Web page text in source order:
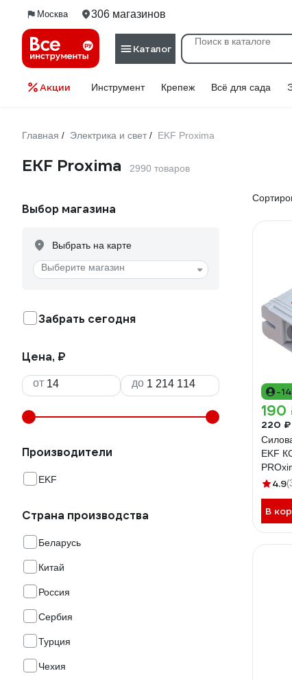
Москва 306 магазинов
Каталог
Акции Инструмент Крепеж Всё для сада
Главная / Электрика и свет / EKF Proxima
EKF Proxima 2990 товаров
Выбор магазина
Выбрать на карте
Выберите магазин
Забрать сегодня
Цена, ₽
от до
Производители
EKF
Страна производства
Беларусь
Китай
Россия
Сербия
Турция
Чехия
-
190
220 ₽
EKF
4.9
В